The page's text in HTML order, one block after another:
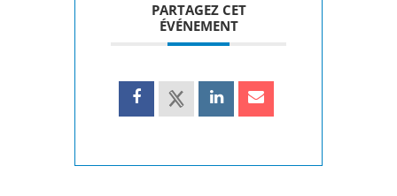
PARTAGEZ CET
ÉVÉNEMENT